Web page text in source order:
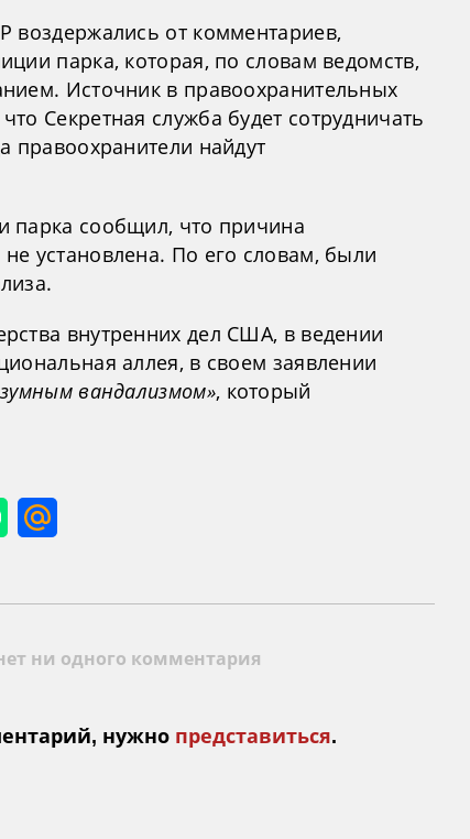
воздержались от комментариев,
парка, которая, по словам ведомств,
Источник в правоохранительных
Секретная служба будет сотрудничать
правоохранители найдут
парка сообщил, что причина
установлена. По его словам, были
внутренних дел США, в ведении
аллея, в своем заявлении
вандализмом», который
ни одного комментария
нужно представиться.